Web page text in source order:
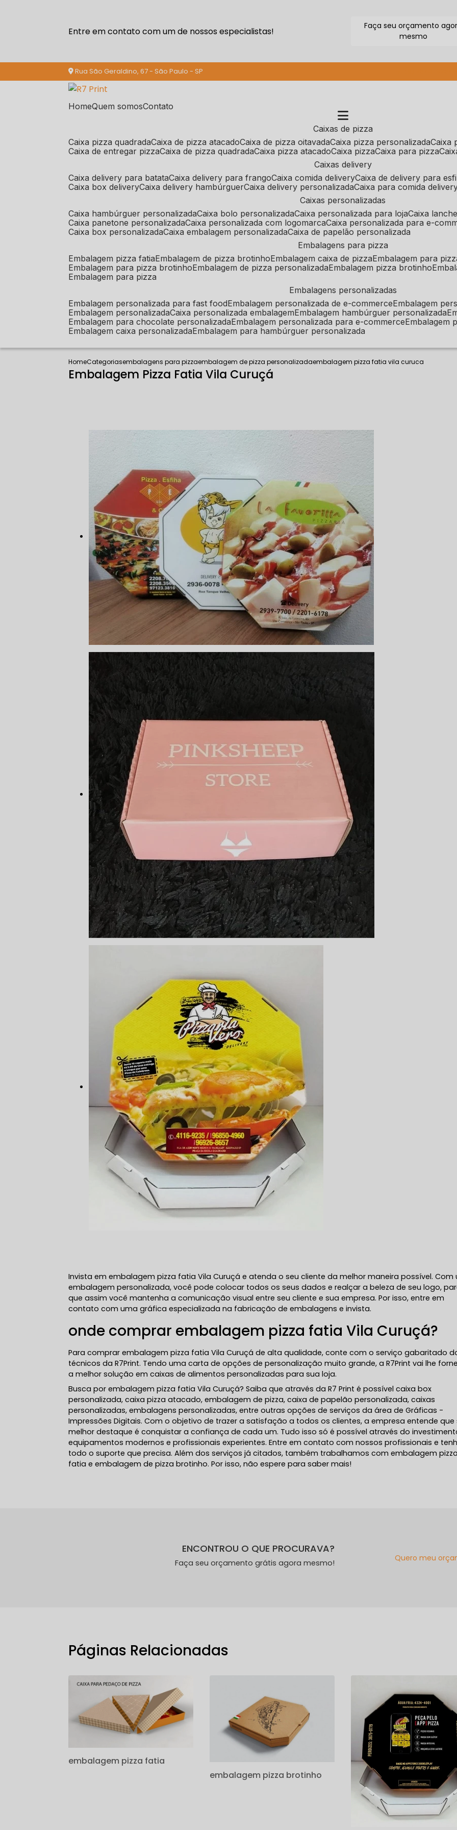
Entre em contato com um de nossos especialistas!
Faça seu orçamento
mesmo
Rua São Geraldino, 67 - São Paulo - SP
Home Quem somos Contato
caixas de pizza
caixa pizza quadrada caixa de pizza atacado caixa de pizza oitavada caixa pizza personalizada
caixa de entregar pizza caixa de pizza quadrada caixa pizza atacado caixa pizza caixa para pizza
caixas delivery
caixa delivery para batata caixa delivery para frango caixa comida delivery caixa de delivery para
caixa box delivery caixa delivery hambúrguer caixa delivery personalizada caixa para comida
caixas personalizadas
caixa hambúrguer personalizada caixa bolo personalizada caixa personalizada para loja caixa
caixa panetone personalizada caixa personalizada com logomarca caixa personalizada para e-
caixa box personalizada caixa embalagem personalizada caixa de papelão personalizada
embalagens para pizza
embalagem pizza fatia embalagem de pizza brotinho embalagem caixa de pizza embalagem para
embalagem para pizza brotinho embalagem de pizza personalizada embalagem pizza brotinho
embalagem para pizza
embalagens personalizadas
embalagem personalizada para fast food embalagem personalizada de e-commerce embalagem
embalagem personalizada caixa personalizada embalagem embalagem hambúrguer personalizada
embalagem para chocolate personalizada embalagem personalizada para e-commerce embalagem
embalagem caixa personalizada embalagem para hambúrguer personalizada
HomeCategoriasembalagens para pizzaembalagem de pizza personalizadaembalagem pizza fatia vila curuca
Embalagem Pizza Fatia Vila Curuçá
Invista em embalagem pizza fatia Vila Curuçá e atenda o seu cliente da melhor maneira possível. Com
embalagem personalizada, você pode colocar todos os seus dados e realçar a beleza de seu logo,
que assim você mantenha a comunicação visual entre seu cliente e sua empresa. Por isso, entre em
contato com uma gráfica especializada na fabricação de embalagens e invista.
onde comprar embalagem pizza fatia Vila Curuçá?
Para comprar embalagem pizza fatia Vila Curuçá de alta qualidade, conte com o serviço gabaritado
técnicos da R7Print. Tendo uma carta de opções de personalização muito grande, a R7Print vai lhe
a melhor solução em caixas de alimentos personalizadas para sua loja.
Busca por embalagem pizza fatia Vila Curuçá? Saiba que através da R7 Print é possível caixa box
personalizada, caixa pizza atacado, embalagem de pizza, caixa de papelão personalizada, caixas
personalizadas, embalagens personalizadas, entre outras opções de serviços da área de Gráficas -
Impressões Digitais. Com o objetivo de trazer a satisfação a todos os clientes, a empresa entende que
melhor destaque é conquistar a confiança de cada um. Tudo isso só é possível através do
equipamentos modernos e profissionais experientes. Entre em contato com nossos profissionais e
todo o suporte que precisa. Além dos serviços já citados, também trabalhamos com embalagem pizza
fatia e embalagem de pizza brotinho. Por isso, não espere para saber mais!
ENCONTROU O QUE PROCURAVA?
Faça seu orçamento grátis agora mesmo!
Quero meu
Páginas Relacionadas
embalagem pizza fatia
embalagem pizza brotinho